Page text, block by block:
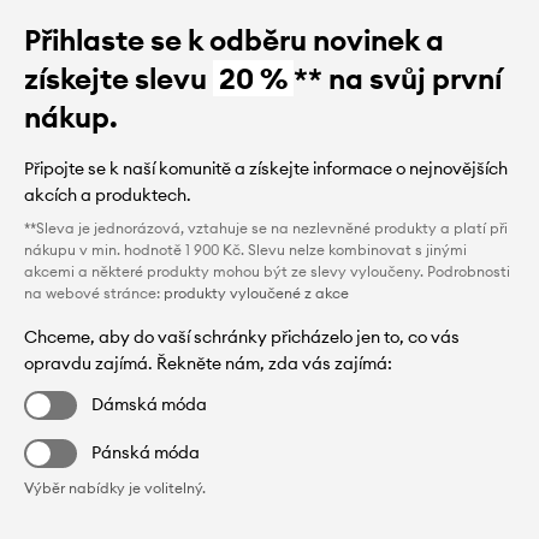
Přihlaste se k odběru novinek a
získejte slevu 20 %** na svůj první
nákup.
Připojte se k naší komunitě a získejte informace o nejnovějších
akcích a produktech.
**Sleva je jednorázová, vztahuje se na nezlevněné produkty a platí při
nákupu v min. hodnotě 1 900 Kč. Slevu nelze kombinovat s jinými
akcemi a některé produkty mohou být ze slevy vyloučeny. Podrobnosti
na webové stránce: produkty vyloučené z akce
Chceme, aby do vaší schránky přicházelo jen to, co vás
opravdu zajímá. Řekněte nám, zda vás zajímá:
Dámská móda
Pánská móda
Výběr nabídky je volitelný.